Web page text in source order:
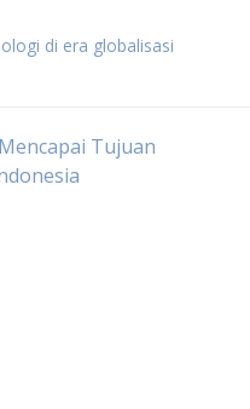
di era globalisasi
Tujuan